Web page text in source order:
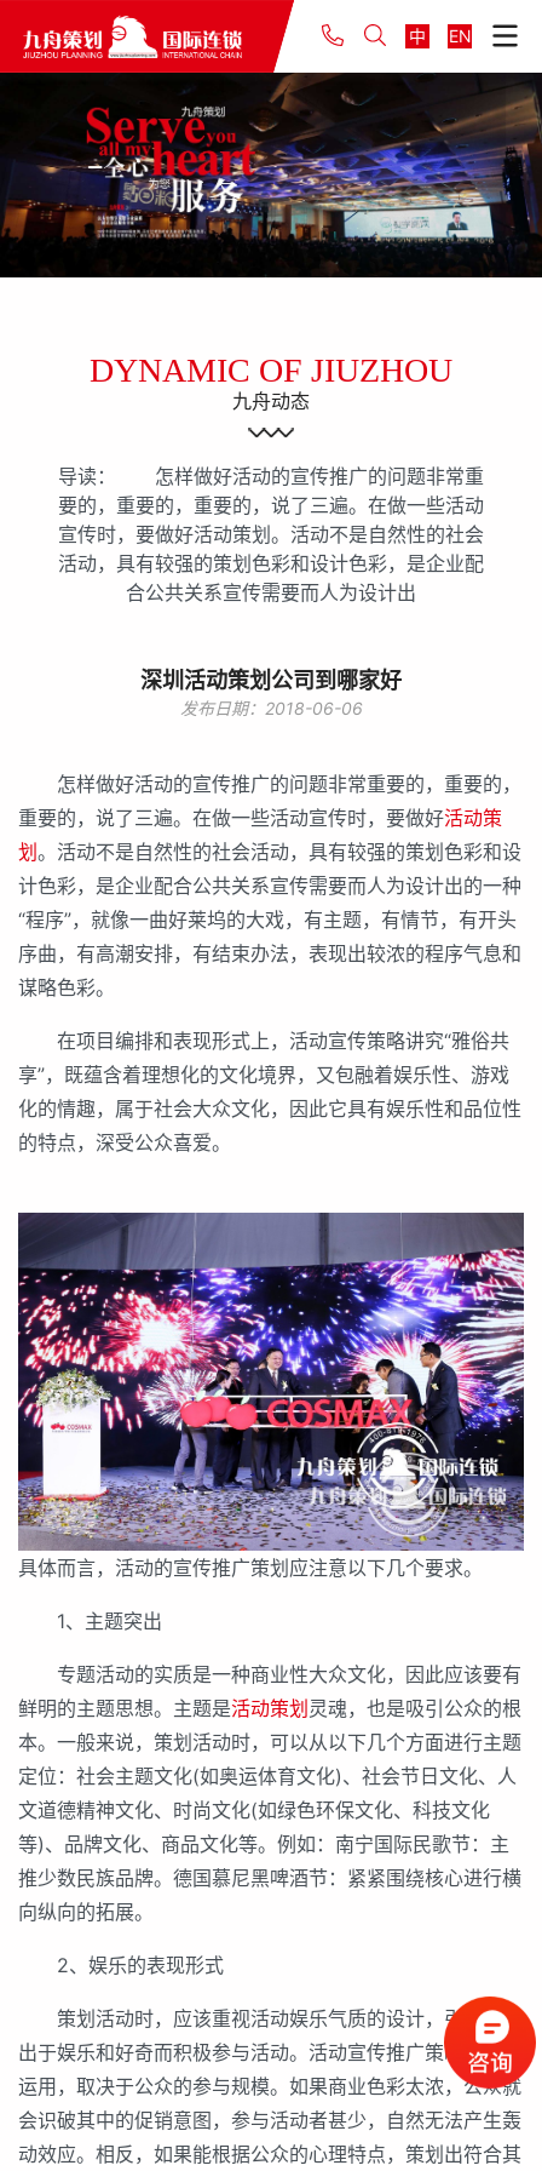
中 EN
DYNAMIC OF JIUZHOU
九舟动态
导读： 怎样做好活动的宣传推广的问题非常重
要的，重要的，重要的，说了三遍。在做一些活动
宣传时，要做好活动策划。活动不是自然性的社会
活动，具有较强的策划色彩和设计色彩，是企业配
合公共关系宣传需要而人为设计出
深圳活动策划公司到哪家好
发布日期：2018-06-06
怎样做好活动的宣传推广的问题非常重要的，重要的，
重要的，说了三遍。在做一些活动宣传时，要做好活动策
划 。活动不是自然性的社会活动，具有较强的策划色彩和设
计色彩，是企业配合公共关系宣传需要而人为设计出的一种
“程序”，就像一曲好莱坞的大戏，有主题，有情节，有开头
序曲，有高潮安排，有结束办法，表现出较浓的程序气息和
谋略色彩。
在项目编排和表现形式上，活动宣传策略讲究“雅俗共
享”，既蕴含着理想化的文化境界，又包融着娱乐性、游戏
化的情趣，属于社会大众文化，因此它具有娱乐性和品位性
的特点，深受公众喜爱。
具体而言，活动的宣传推广策划应注意以下几个要求。
1、主题突出
专题活动的实质是一种商业性大众文化，因此应该要有
鲜明的主题思想。主题是活动策划灵魂，也是吸引公众的根
本。一般来说，策划活动时，可以从以下几个方面进行主题
定位：社会主题文化(如奥运体育文化)、社会节日文化、人
文道德精神文化、时尚文化(如绿色环保文化、科技文化
等)、品牌文化、商品文化等。例如：南宁国际民歌节：主
推少数民族品牌。德国慕尼黑啤酒节：紧紧围绕核心进行横
向纵向的拓展。
2、娱乐的表现形式
策划活动时，应该重视活动娱乐气质的设计，引导公众
出于娱乐和好奇而积极参与活动。活动宣传推广策略的成功
运用，取决于公众的参与规模。如果商业色彩太浓，公众就
会识破其中的促销意图，参与活动者甚少，自然无法产生轰
动效应。相反，如果能根据公众的心理特点，策划出符合其